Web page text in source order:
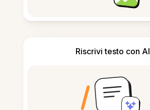
Riscrivi testo con AI